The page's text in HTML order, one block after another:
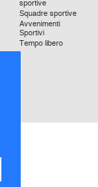
sportive
Squadre sportive
Avvenimenti
Sportivi
Tempo libero